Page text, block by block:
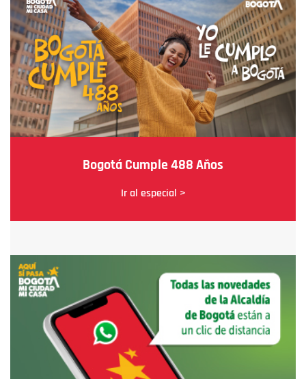
Bogotá Cumple 488 Años
Ir al especial >